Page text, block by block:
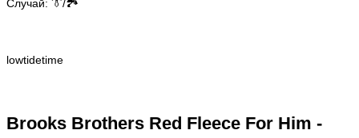
Случай: 👔/🏞️
lowtidetime
Brooks Brothers Red Fleece For Him -